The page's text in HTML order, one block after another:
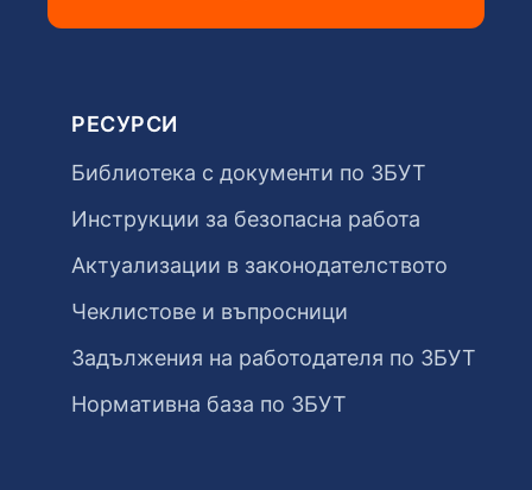
РЕСУРСИ
Библиотека с документи по ЗБУТ
Инструкции за безопасна работа
Актуализации в законодателството
Чеклистове и въпросници
Задължения на работодателя по ЗБУТ
Нормативна база по ЗБУТ